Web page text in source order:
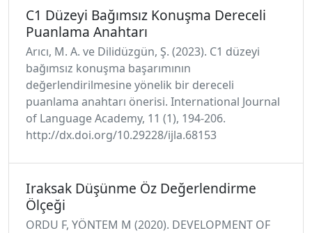
C1 Düzeyi Bağımsız Konuşma Dereceli
Puanlama Anahtarı
Arıcı, M. A. ve Dilidüzgün, Ş. (2023). C1 düzeyi
bağımsız konuşma başarımının
değerlendirilmesine yönelik bir dereceli
puanlama anahtarı önerisi. International Journal
of Language Academy, 11 (1), 194-206.
http://dx.doi.org/10.29228/ijla.68153
Iraksak Düşünme Öz Değerlendirme
Ölçeği
ORDU F, YÖNTEM M (2020). DEVELOPMENT OF